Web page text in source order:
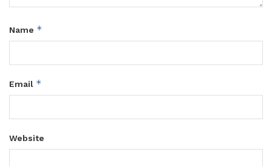
Name *
Email *
Website